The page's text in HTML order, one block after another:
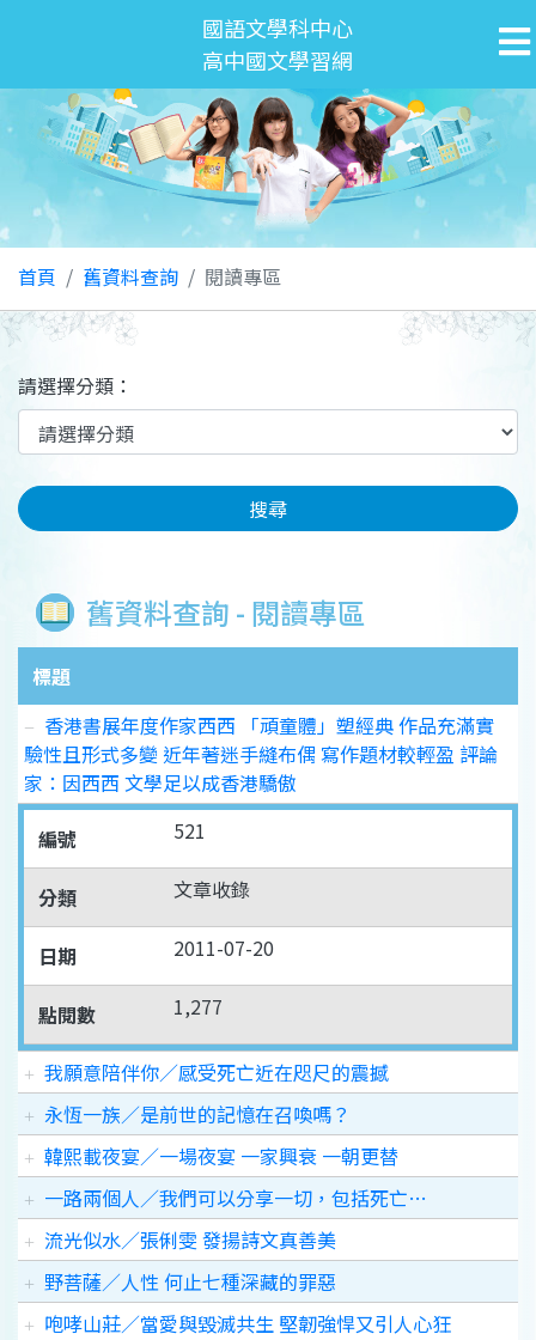
國語文學科中心
高中國文學習網
首頁 舊資料查詢 閱讀專區
請選擇分類：
搜尋
舊資料查詢 - 閱讀專區
標題
香港書展年度作家西西 「頑童體」塑經典 作品充滿實
驗性且形式多變 近年著迷手縫布偶 寫作題材較輕盈 評論
家：因西西 文學足以成香港驕傲
編號
521
分類 文章收錄
日期 2011-07-20
點閱數 1,277
我願意陪伴你／感受死亡近在咫尺的震撼
永恆一族／是前世的記憶在召喚嗎？
韓熙載夜宴／一場夜宴 一家興衰 一朝更替
一路兩個人／我們可以分享一切，包括死亡…
流光似水／張俐雯 發揚詩文真善美
野菩薩／人性 何止七種深藏的罪惡
咆哮山莊／當愛與毀滅共生 堅韌強悍又引人心狂